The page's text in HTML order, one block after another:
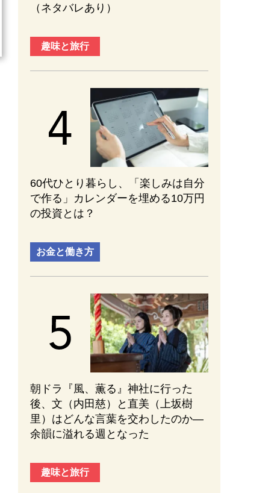
（ネタバレあり）
趣味と旅行
60代ひとり暮らし、「楽しみは自分
で作る」カレンダーを埋める10万円
の投資とは？
お金と働き方
朝ドラ『風、薫る』神社に行った
後、文（内田慈）と直美（上坂樹
里）はどんな言葉を交わしたのか—
余韻に溢れる週となった
趣味と旅行